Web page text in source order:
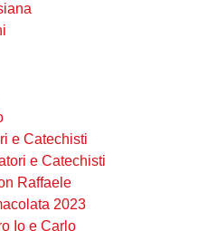
e Catechisti
e Catechisti
Raffaele
2023
Io e Carlo